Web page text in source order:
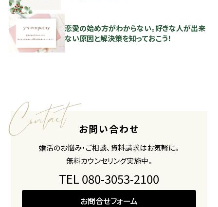
恋愛の始め方がわからない。好きな人が出来
ない原因と解決策を知っておこう！
お問い合わせ
婚活のお悩み・ご相談、資料請求はお気軽に。
無料カウンセリング実施中。
TEL 080-3053-2100
お問合せフォーム